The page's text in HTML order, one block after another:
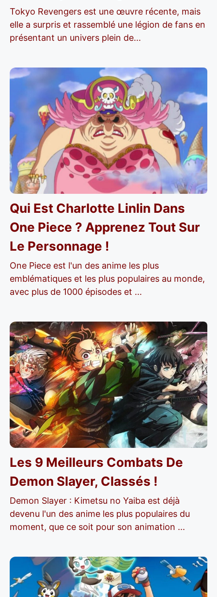
Tokyo Revengers est une œuvre récente, mais
elle a surpris et rassemblé une légion de fans en
présentant un univers plein de...
Qui Est Charlotte Linlin Dans
One Piece ? Apprenez Tout Sur
Le Personnage !
One Piece est l'un des anime les plus
emblématiques et les plus populaires au monde,
avec plus de 1000 épisodes et ...
Les 9 Meilleurs Combats De
Demon Slayer, Classés !
Demon Slayer : Kimetsu no Yaiba est déjà
devenu l'un des anime les plus populaires du
moment, que ce soit pour son animation ...